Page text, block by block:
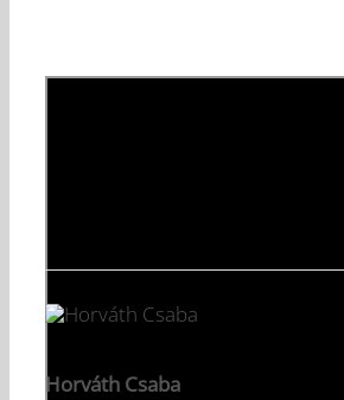
Horváth Csaba